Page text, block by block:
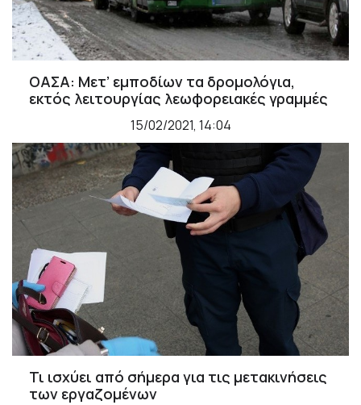
ΟΑΣΑ: Μετ’ εμποδίων τα δρομολόγια,
εκτός λειτουργίας λεωφορειακές γραμμές
15/02/2021, 14:04
Τι ισχύει από σήμερα για τις μετακινήσεις
των εργαζομένων